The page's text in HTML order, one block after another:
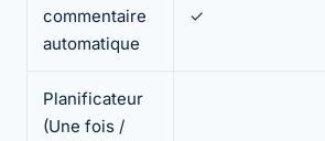
commentaire
automatique
✓
Planificateur
(Une fois /